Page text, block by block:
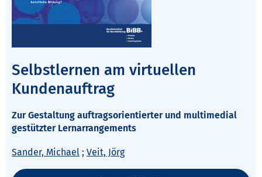
Selbstlernen am virtuellen
Kundenauftrag
Zur Gestaltung auftragsorientierter und multimedial
gestützter Lernarrangements
Sander, Michael ; Veit, Jörg